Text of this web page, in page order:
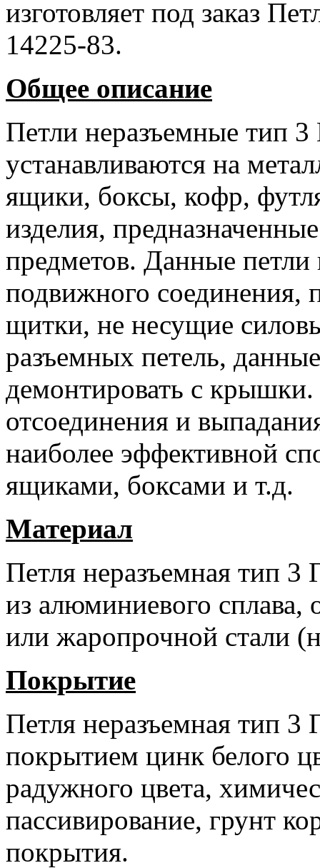
изготовляет под заказ
14225-83.
Общее описание
Петли неразъемные тип
устанавливаются на
ящики, боксы, кофр,
изделия,
предметов. Данные петли
подвижного соединения,
щитки, не несущие
разъемных петель,
демонтировать с
отсоединения и
наиболее эффективной
ящиками, боксами и т.д.
Материал
Петля неразъемная тип 3
из алюминиевого сплава,
или жаропрочной стали
Покрытие
Петля неразъемная тип 3
покрытием цинк белого
радужного цвета,
пассивирование, грунт
покрытия.